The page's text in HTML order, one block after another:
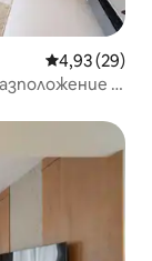
Средна
4,93 (29)
l